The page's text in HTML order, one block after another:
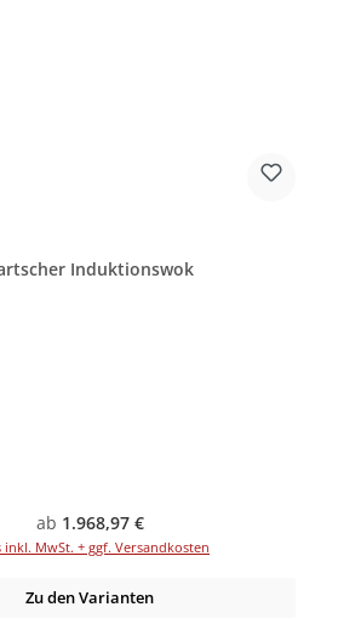
Induktionswok
Regulärer Preis:
ab 1.968,97 €
inkl. MwSt. + ggf. Versandkosten
Zu den Varianten